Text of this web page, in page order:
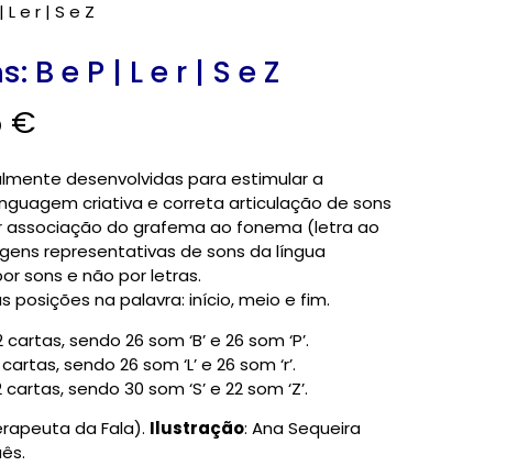
e r | S e Z
B e P | L e r | S e Z
€
desenvolvidas para estimular a
criativa e correta articulação de sons
associação do grafema ao fonema (letra ao
representativas de sons da língua
sons e não por letras.
posições na palavra: início, meio e fim.
cartas, sendo 26 som ‘B’ e 26 som ‘P’.
sendo 26 som ‘L’ e 26 som ‘r’.
cartas, sendo 30 som ‘S’ e 22 som ‘Z’.
da Fala). Ilustração: Ana Sequeira